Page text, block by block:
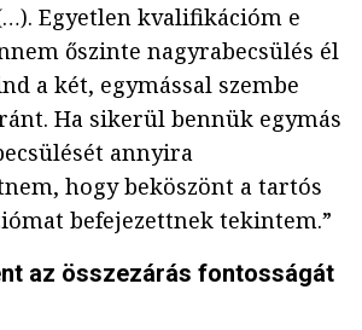
Egyetlen kvalifikációm e
őszinte nagyrabecsülés él
a két, egymással szembe
Ha sikerül bennük egymás
annyira
hogy beköszönt a tartós
befejezettnek tekintem.”
az összezárás fontosságát